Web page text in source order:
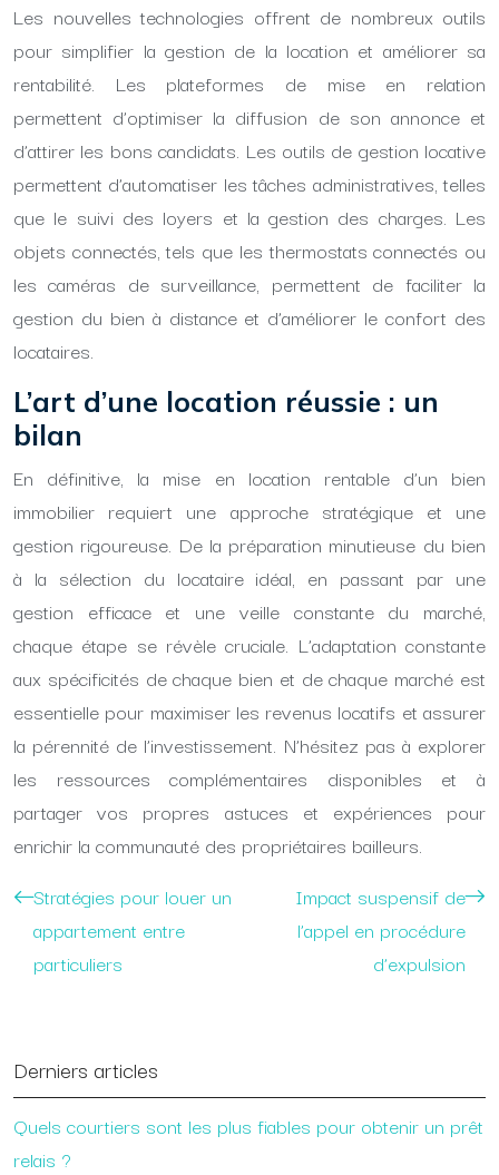
Les nouvelles technologies offrent de nombreux outils
pour simplifier la gestion de la location et améliorer sa
rentabilité. Les plateformes de mise en relation
permettent d’optimiser la diffusion de son annonce et
d’attirer les bons candidats. Les outils de gestion locative
permettent d’automatiser les tâches administratives, telles
que le suivi des loyers et la gestion des charges. Les
objets connectés, tels que les thermostats connectés ou
les caméras de surveillance, permettent de faciliter la
gestion du bien à distance et d’améliorer le confort des
locataires.
L’art d’une location réussie : un
bilan
En définitive, la mise en location rentable d’un bien
immobilier requiert une approche stratégique et une
gestion rigoureuse. De la préparation minutieuse du bien
à la sélection du locataire idéal, en passant par une
gestion efficace et une veille constante du marché,
chaque étape se révèle cruciale. L’adaptation constante
aux spécificités de chaque bien et de chaque marché est
essentielle pour maximiser les revenus locatifs et assurer
la pérennité de l’investissement. N’hésitez pas à explorer
les ressources complémentaires disponibles et à
partager vos propres astuces et expériences pour
enrichir la communauté des propriétaires bailleurs.
Stratégies pour louer un
appartement entre
particuliers
Impact suspensif de
l’appel en procédure
d’expulsion
Derniers articles
Quels courtiers sont les plus fiables pour obtenir un prêt
relais ?